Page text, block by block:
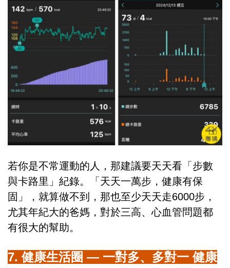
若你是不常運動的人，那建議要天天看「步數
與卡路里」紀錄。「天天一萬步，健康有保
固」，就算做不到，那也至少天天走6000步，
尤其年紀大的爸媽，對於三高、心血管問題都
有很大的幫助。
7. 健康生活圈 — 一對多、多對一 健康